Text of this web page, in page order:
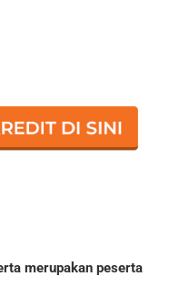
merupakan peserta